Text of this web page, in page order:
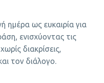
ημέρα ως ευκαιρία για
ενισχύοντας τις
διακρίσεις,
τον διάλογο.